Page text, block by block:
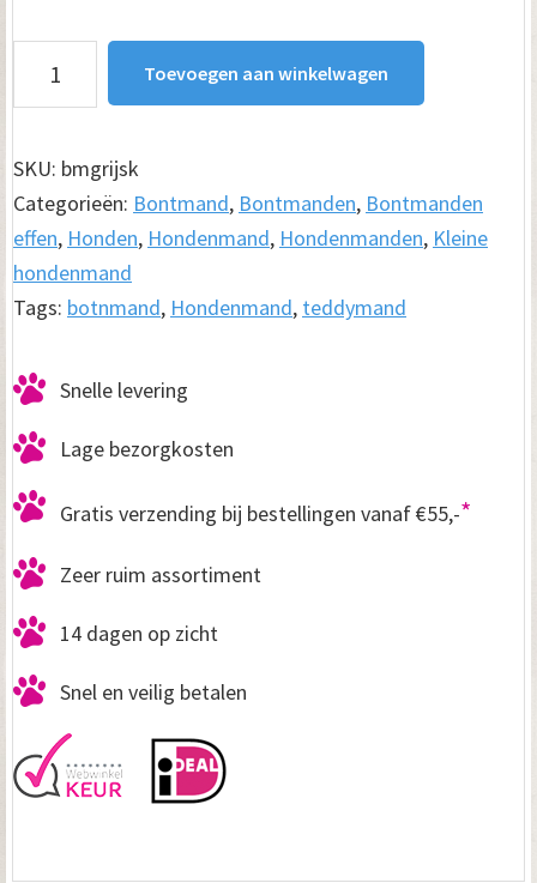
Bontmand
aantal
Toevoegen aan winkelwagen
SKU: bmgrijsk
Categorieën: Bontmand, Bontmanden, Bontmanden
effen, Honden, Hondenmand, Hondenmanden, Kleine
hondenmand
Tags: botnmand, Hondenmand, teddymand
Snelle levering
Lage bezorgkosten
Gratis verzending bij bestellingen vanaf €55,-*
Zeer ruim assortiment
14 dagen op zicht
Snel en veilig betalen